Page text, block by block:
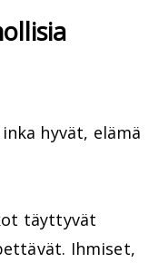
hyvät, elämä
täyttyvät
Ihmiset,